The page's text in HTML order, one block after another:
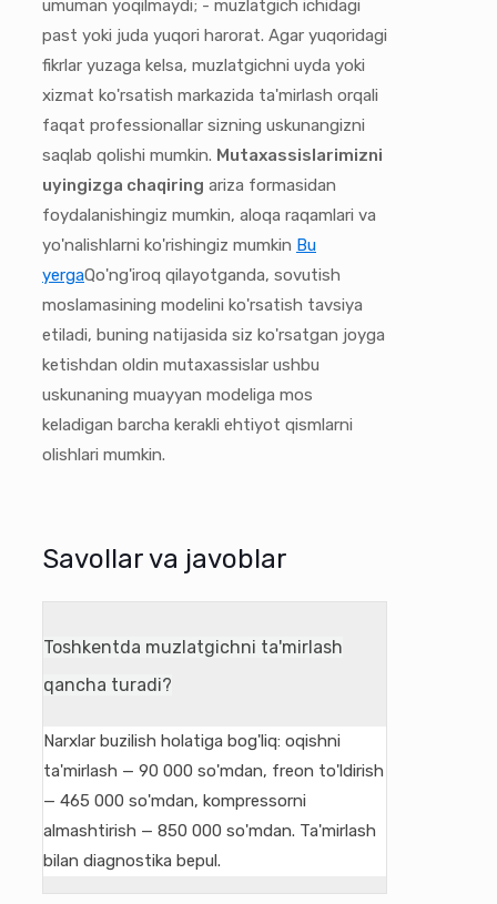
umuman yoqilmaydi; - muzlatgich ichidagi
past yoki juda yuqori harorat. Agar yuqoridagi
fikrlar yuzaga kelsa, muzlatgichni uyda yoki
xizmat ko'rsatish markazida ta'mirlash orqali
faqat professionallar sizning uskunangizni
saqlab qolishi mumkin. Mutaxassislarimizni
uyingizga chaqiring ariza formasidan
foydalanishingiz mumkin, aloqa raqamlari va
yo'nalishlarni ko'rishingiz mumkin Bu
yergaQo'ng'iroq qilayotganda, sovutish
moslamasining modelini ko'rsatish tavsiya
etiladi, buning natijasida siz ko'rsatgan joyga
ketishdan oldin mutaxassislar ushbu
uskunaning muayyan modeliga mos
keladigan barcha kerakli ehtiyot qismlarni
olishlari mumkin.
Savollar va javoblar
Toshkentda muzlatgichni ta'mirlash
qancha turadi?
Narxlar buzilish holatiga bog'liq: oqishni
ta'mirlash — 90 000 so'mdan, freon to'ldirish
— 465 000 so'mdan, kompressorni
almashtirish — 850 000 so'mdan. Ta'mirlash
bilan diagnostika bepul.